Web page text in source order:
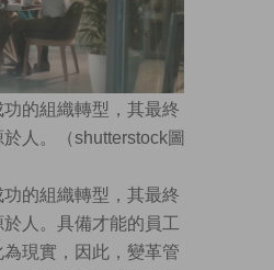
的組織轉型，其最終
人。（shutterstock圖
的組織轉型，其最終
人。具備才能的員工
現實，因此，變革管